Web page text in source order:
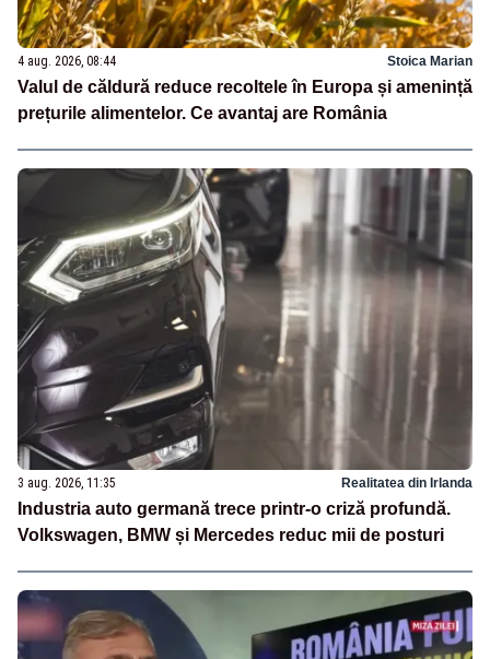
4 aug. 2026, 08:44 Stoica Marian
Valul de căldură reduce recoltele în Europa și amenință
prețurile alimentelor. Ce avantaj are România
3 aug. 2026, 11:35 Realitatea din Irlanda
Industria auto germană trece printr-o criză profundă.
Volkswagen, BMW și Mercedes reduc mii de posturi